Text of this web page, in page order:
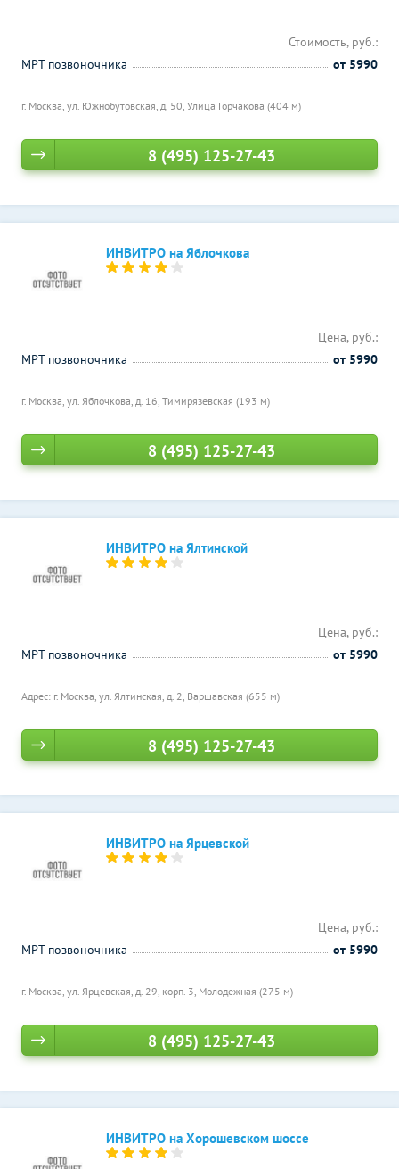
г. Москва, ул. Южнобутовская, д. 50, Улица Горчакова (404 м)
Стоимость, руб.:
МРТ позвоночника
от 5990
8 (495) 125-27-43
ИНВИТРО на Яблочкова
г. Москва, ул. Яблочкова, д. 16, Тимирязевская (193 м)
Цена, руб.:
МРТ позвоночника
от 5990
8 (495) 125-27-43
ИНВИТРО на Ялтинской
Адрес: г. Москва, ул. Ялтинская, д. 2, Варшавская (655 м)
Цена, руб.:
МРТ позвоночника
от 5990
8 (495) 125-27-43
ИНВИТРО на Ярцевской
г. Москва, ул. Ярцевская, д. 29, корп. 3, Молодежная (275 м)
Цена, руб.:
МРТ позвоночника
от 5990
8 (495) 125-27-43
ИНВИТРО на Хорошевском шоссе